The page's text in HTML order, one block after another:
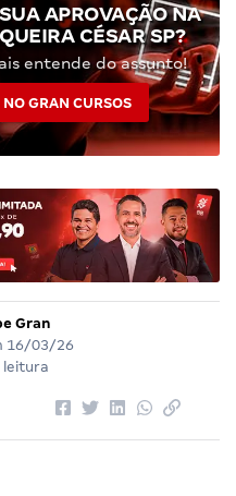
APROVAÇÃO NA
CÉSAR SP?
entende do assunto!
GRAN CURSOS
Gran
16/03/26
leitura